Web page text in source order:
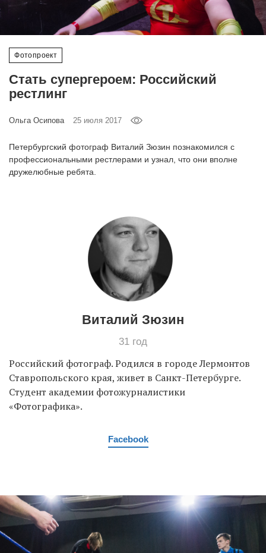
Фотопроект
Стать супергероем: Российский
рестлинг
Ольга Осипова 25 июля 2017
Петербургский фотограф Виталий Зюзин познакомился с
профессиональными рестлерами и узнал, что они вполне
дружелюбные ребята.
Виталий Зюзин
31 год
Российский фотограф. Родился в городе Лермонтов
Ставропольского края, живет в Санкт-Петербурге.
Студент академии фотожурналистики
«Фотографика».
Facebook